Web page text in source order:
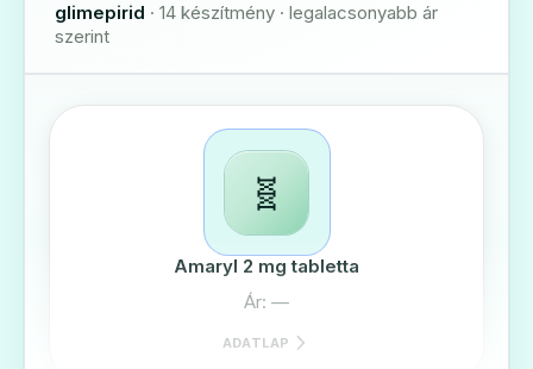
glimepirid · 14 készítmény · legalacsonyabb ár
szerint
🧬
Amaryl 2 mg tabletta
Ár: —
ADATLAP